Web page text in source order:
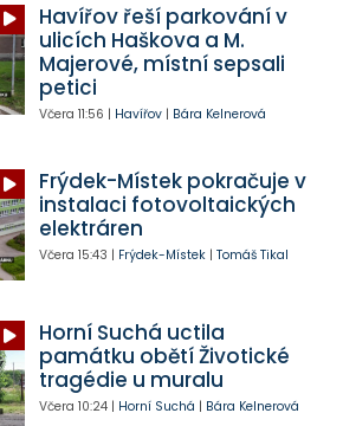
Havířov řeší parkování v
ulicích Haškova a M.
Majerové, místní sepsali
petici
Včera 11:56 | Havířov| Bára Kelnerová
Frýdek-Místek pokračuje v
instalaci fotovoltaických
elektráren
Včera 15:43 | Frýdek-Místek| Tomáš Tikal
Horní Suchá uctila
památku obětí Životické
tragédie u muralu
Včera 10:24| Horní Suchá | Bára Kelnerová